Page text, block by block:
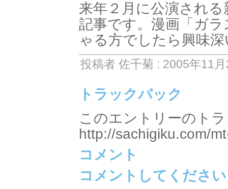
来年２月に公演され
記事です。漫画「ガ
ゃる方でしたら興味
投稿者 佐千菊 : 2005年11
トラックバック
このエントリーのト
http://sachigiku.com/
コメント
コメントしてください